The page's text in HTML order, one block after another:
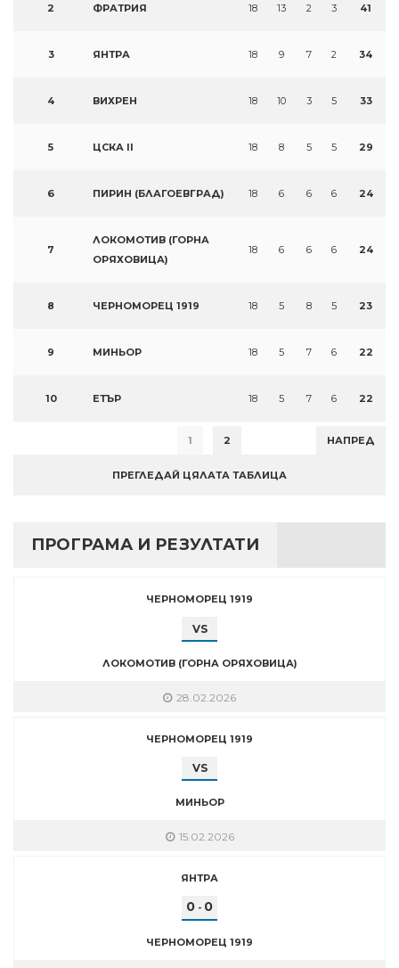
2 ФРАТРИЯ 18 13 2 3 41
3 ЯНТРА 18 9 7 2 34
4 ВИХРЕН 18 10 3 5 33
5 ЦСКА II 18 8 5 5 29
6 ПИРИН (БЛАГОЕВГРАД) 18 6 6 6 24
7
ЛОКОМОТИВ (ГОРНА
ОРЯХОВИЦА)
18 6 6 6 24
8 ЧЕРНОМОРЕЦ 1919 18 5 8 5 23
9 МИНЬОР 18 5 7 6 22
10 ЕТЪР 18 5 7 6 22
1 2 НАПРЕД
ПРЕГЛЕДАЙ ЦЯЛАТА ТАБЛИЦА
ПРОГРАМА И РЕЗУЛТАТИ
ЧЕРНОМОРЕЦ 1919
VS
ЛОКОМОТИВ (ГОРНА ОРЯХОВИЦА)
28.02.2026
ЧЕРНОМОРЕЦ 1919
VS
МИНЬОР
15.02.2026
ЯНТРА
0 - 0
ЧЕРНОМОРЕЦ 1919